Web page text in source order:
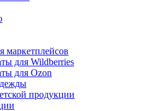
маркетплейсов
для Wildberries
для Ozon
продукции